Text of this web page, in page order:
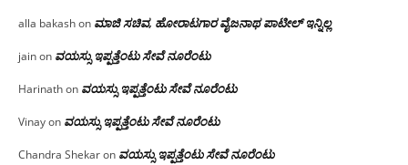
alla bakashon ಮಾಜಿ ಸಚಿವ, ಹೋರಾಟಗಾರ ವೈಜನಾಥ ಪಾಟೀಲ್ ಇನ್ನಿಲ್ಲ
jainon ವಯಸ್ಸು ಇಪ್ಪತ್ತೆಂಟು ಸೇವೆ ನೂರೆಂಟು
Harinathon ವಯಸ್ಸು ಇಪ್ಪತ್ತೆಂಟು ಸೇವೆ ನೂರೆಂಟು
Vinayon ವಯಸ್ಸು ಇಪ್ಪತ್ತೆಂಟು ಸೇವೆ ನೂರೆಂಟು
Chandra Shekaron ವಯಸ್ಸು ಇಪ್ಪತ್ತೆಂಟು ಸೇವೆ ನೂರೆಂಟು